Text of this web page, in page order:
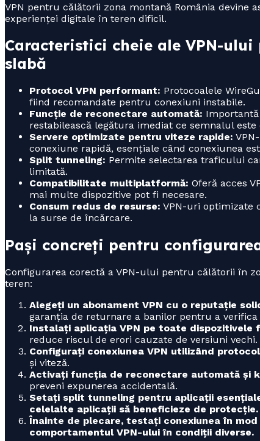
VPN pentru călătorii zona montană România
experienței digitale în teren dificil.
Caracteristici cheie ale VPN-
slabă
Protocol VPN performant: Protocoalele
fiind recomandate pentru conexiuni instabile.
Funcție de reconectare automată:
restabilească legătura imediat ce semnalul este
Servere optimizate pentru viteze rapide:
conexiune rapidă, esențiale când conexiunea
Split tunneling: Permite selectarea traficului
limitată.
Compatibilitate multiplatformă: Oferă acces
mai multe dispozitive pot fi necesare.
Consum redus de resurse: VPN-uri optimizate
la surse de încărcare.
Pași concreți pentru
Configurarea corectă a VPN-ului pentru călătorii în
teren:
Alegeți un abonament VPN cu o reputație
garanția de returnare a banilor pentru a
Instalați aplicația VPN pe toate dispozitivele
reduce riscul de erori cauzate de versiuni vechi.
Configurați conexiunea VPN utilizând
și viteză.
Activați funcția de reconectare automată și
preveni expunerea accidentală.
Setați split tunneling pentru aplicații
celelalte aplicații să beneficieze de protecție.
Înainte de plecare, testați conexiunea în
comportamentul VPN-ului în condiții diverse.